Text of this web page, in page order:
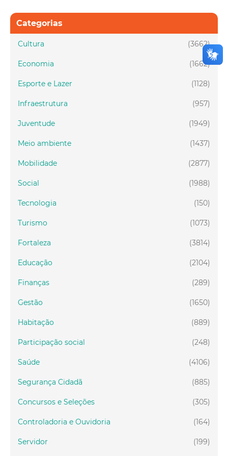
Categorias
(3662)
Cultura
(1662)
Economia
(1128)
Esporte e Lazer
(957)
Infraestrutura
(1949)
Juventude
(1437)
Meio ambiente
(2877)
Mobilidade
(1988)
Social
(150)
Tecnologia
(1073)
Turismo
(3814)
Fortaleza
(2104)
Educação
(289)
Finanças
(1650)
Gestão
(889)
Habitação
(248)
Participação social
(4106)
Saúde
(885)
Segurança Cidadã
(305)
Concursos e Seleções
(164)
Controladoria e Ouvidoria
(199)
Servidor